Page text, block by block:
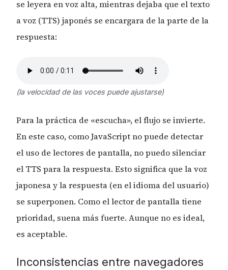
se leyera en voz alta, mientras dejaba que el texto
a voz (TTS) japonés se encargara de la parte de la
respuesta:
(la velocidad de las voces puede ajustarse)
Para la práctica de «escucha», el flujo se invierte.
En este caso, como JavaScript no puede detectar
el uso de lectores de pantalla, no puedo silenciar
el TTS para la respuesta. Esto significa que la voz
japonesa y la respuesta (en el idioma del usuario)
se superponen. Como el lector de pantalla tiene
prioridad, suena más fuerte. Aunque no es ideal,
es aceptable.
Inconsistencias entre navegadores